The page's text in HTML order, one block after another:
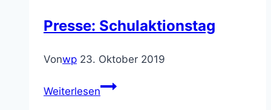
Presse: Schulaktionstag
Vonwp 23. Oktober 2019
WeiterlesenPresse: